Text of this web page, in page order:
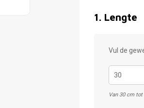
1. Lengte
Vul de
Van 30 cm